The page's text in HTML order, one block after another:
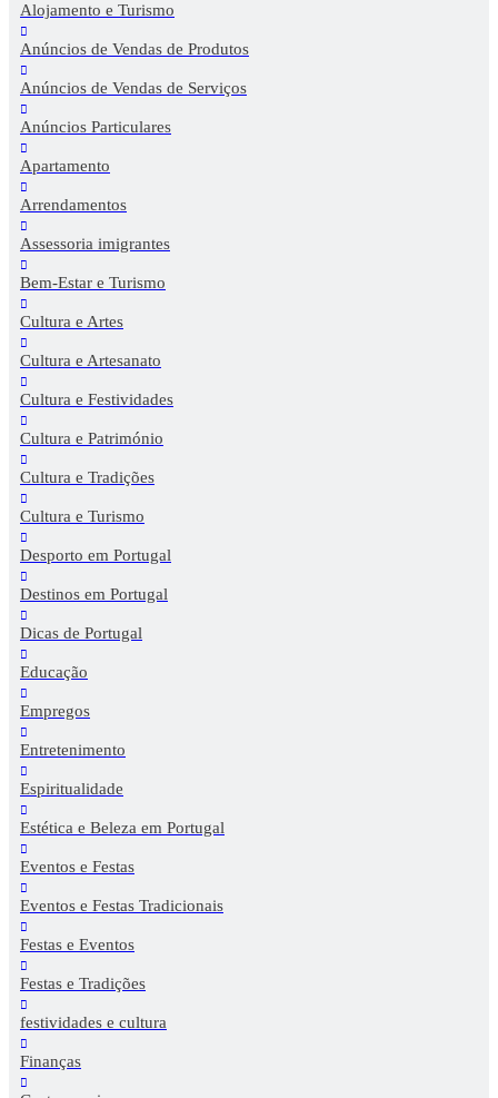
Alojamento e Turismo
Anúncios de Vendas de Produtos
Anúncios de Vendas de Serviços
Anúncios Particulares
Apartamento
Arrendamentos
Assessoria imigrantes
Bem-Estar e Turismo
Cultura e Artes
Cultura e Artesanato
Cultura e Festividades
Cultura e Património
Cultura e Tradições
Cultura e Turismo
Desporto em Portugal
Destinos em Portugal
Dicas de Portugal
Educação
Empregos
Entretenimento
Espiritualidade
Estética e Beleza em Portugal
Eventos e Festas
Eventos e Festas Tradicionais
Festas e Eventos
Festas e Tradições
festividades e cultura
Finanças